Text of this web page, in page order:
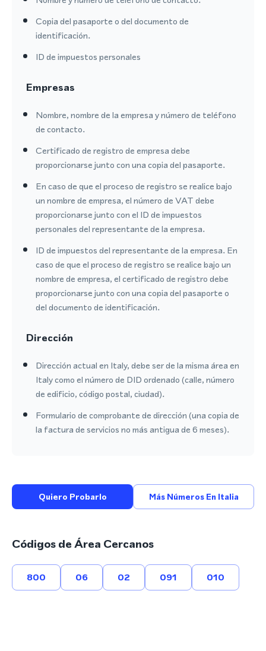
Copia del pasaporte o del documento de
identificación.
ID de impuestos personales
Empresas
Nombre, nombre de la empresa y número de teléfono
de contacto.
Certificado de registro de empresa debe
proporcionarse junto con una copia del pasaporte.
En caso de que el proceso de registro se realice bajo
un nombre de empresa, el número de VAT debe
proporcionarse junto con el ID de impuestos
personales del representante de la empresa.
ID de impuestos del representante de la empresa. En
caso de que el proceso de registro se realice bajo un
nombre de empresa, el certificado de registro debe
proporcionarse junto con una copia del pasaporte o
del documento de identificación.
Dirección
Dirección actual en Italy, debe ser de la misma área en
Italy como el número de DID ordenado (calle, número
de edificio, código postal, ciudad).
Formulario de comprobante de dirección (una copia de
la factura de servicios no más antigua de 6 meses).
Quiero Probarlo Más Números En Italia
Códigos de Área Cercanos
800 06 02 091 010